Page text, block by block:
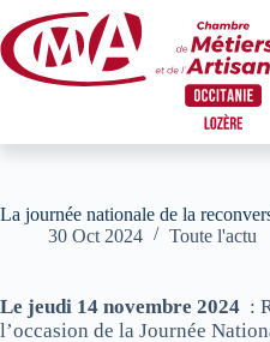
au
contenu
La journée nationale de la
30 Oct 2024
Toute l'actu
Le jeudi 14 novembre 2024 :
l’occasion de la Journée